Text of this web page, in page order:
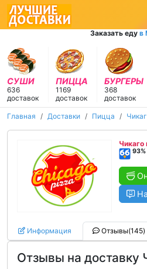
Заказать еду в
СУШИ
636
доставок
ПИЦЦА
1169
доставок
БУРГЕРЫ
368
доставок
Главная Доставки Пицца
Чикаго
93%
Информация Отзывы(145)
Отзывы на доставку